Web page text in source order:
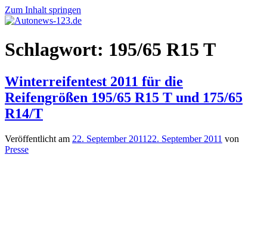
Zum Inhalt springen
Autonews-
123.de
Autonews
mit
Schlagwort: 195/65 R15 T
Winterreifentest 2011 für die
Reifengrößen 195/65 R15 T und 175/65
R14/T
Veröffentlicht am 22. September 2011 22. September 2011 von
Presse